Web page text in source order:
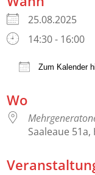
25.08.2025
14:30 - 16:00
Zum Kalender
Wo
Saaleaue 51a,